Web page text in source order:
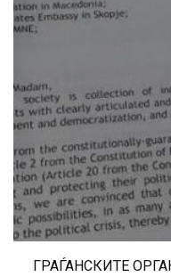
ГРАЃАНСКИТЕ